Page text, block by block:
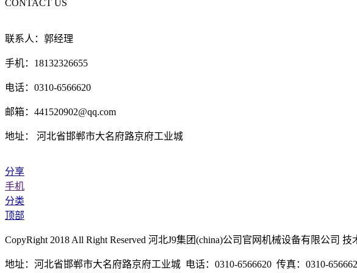
CONTACT US
联系人：郭经理
手机：18132326655
电话：0310-6566620
邮箱：441520902@qq.com
地址： 河北省邯郸市大名府路京府工业城
分享
手机
分类
顶部
CopyRight 2018 All Right Reserved 河北J9集团(china)公司官网机械设备有限公司
地址：河北省邯郸市大名府路京府工业城 电话：0310-6566620 传真：0310-